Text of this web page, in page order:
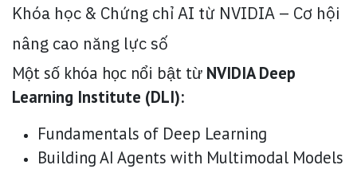
Khóa học & Chứng chỉ AI từ NVIDIA – Cơ hội
nâng cao năng lực số
Một số khóa học nổi bật từ NVIDIA Deep
Learning Institute (DLI):
Fundamentals of Deep Learning
Building AI Agents with Multimodal Models